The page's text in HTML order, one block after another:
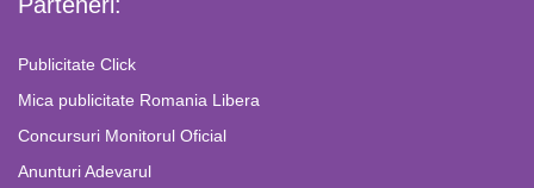
Publicitate Click
Mica publicitate Romania Libera
Concursuri Monitorul Oficial
Anunturi Adevarul